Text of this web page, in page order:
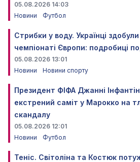
05.08.2026 14:03
Новини
Футбол
Стрибки у воду. Українці
чемпіонаті Європи: подробиці
05.08.2026 13:01
Новини
Новини спорту
Президент ФІФА Джанні
екстрений саміт у Марокко на
скандалу
05.08.2026 12:01
Новини
Футбол
Теніс. Світоліна та Костюк